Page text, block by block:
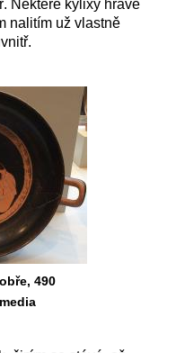
Některé kylixy hravě
nalitím už vlastně
490